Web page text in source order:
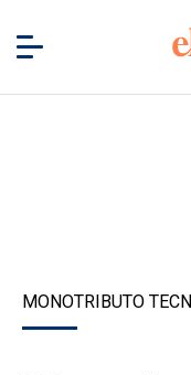
MONOTRIBUTO